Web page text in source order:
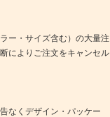
ー・サイズ含む）の大量注
によりご注文をキャンセル
なくデザイン・パッケー